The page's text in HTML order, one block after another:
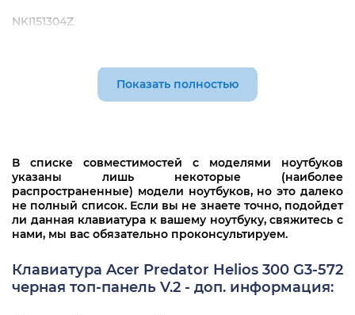
NKI151304Z
Показать полностью
В списке совместимостей с моделями ноутбуков
указаны лишь некоторые (наиболее
распространенные) модели ноутбуков, но это далеко
не полный список. Если вы не знаете точно, подойдет
ли данная клавиатура к вашему ноутбуку, свяжитесь с
нами, мы вас обязательно проконсультируем.
Клавиатура Acer Predator Helios 300 G3-572
черная топ-панель V.2 - доп. информация: